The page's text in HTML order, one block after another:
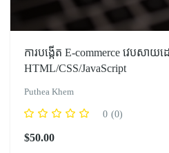
ការបង្កើត​ E-commerce វេបសាយ
HTML/CSS/JavaScript
Puthea Khem
0 (0)
$50.00